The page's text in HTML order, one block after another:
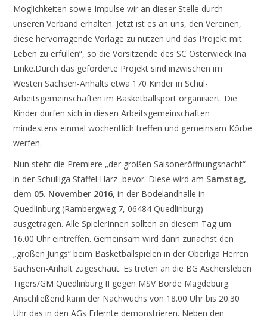
Möglichkeiten sowie Impulse wir an dieser Stelle durch
unseren Verband erhalten. Jetzt ist es an uns, den Vereinen,
diese hervorragende Vorlage zu nutzen und das Projekt mit
Leben zu erfüllen“, so die Vorsitzende des SC Osterwieck Ina
Linke.Durch das geförderte Projekt sind inzwischen im
Westen Sachsen-Anhalts etwa 170 Kinder in Schul-
Arbeitsgemeinschaften im Basketballsport organisiert. Die
Kinder dürfen sich in diesen Arbeitsgemeinschaften
mindestens einmal wöchentlich treffen und gemeinsam Körbe
werfen.
Nun steht die Premiere „der großen Saisoneröffnungsnacht“
in der Schulliga Staffel Harz bevor. Diese wird am Samstag,
dem 05. November 2016, in der Bodelandhalle in
Quedlinburg (Rambergweg 7, 06484 Quedlinburg)
ausgetragen. Alle SpielerInnen sollten an diesem Tag um
16.00 Uhr eintreffen. Gemeinsam wird dann zunächst den
„großen Jungs“ beim Basketballspielen in der Oberliga Herren
Sachsen-Anhalt zugeschaut. Es treten an die BG Aschersleben
Tigers/GM Quedlinburg II gegen MSV Börde Magdeburg.
Anschließend kann der Nachwuchs von 18.00 Uhr bis 20.30
Uhr das in den AGs Erlernte demonstrieren. Neben den